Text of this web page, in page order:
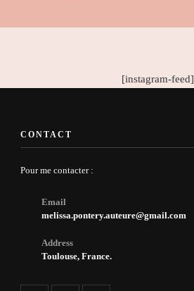
[instagram-feed]
CONTACT
Pour me contacter :
Email
melissa.pontery.auteure@gmail.com
Address
Toulouse, France.